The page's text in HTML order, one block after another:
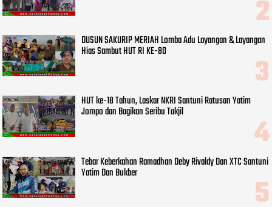
DUSUN SAKURIP MERIAH Lomba Adu Layangan & Layangan
Hias Sambut HUT RI KE-80
HUT ke-18 Tahun, Laskar NKRI Santuni Ratusan Yatim
Jompo dan Bagikan Seribu Takjil
Tebar Keberkahan Ramadhan Deby Rivaldy Dan XTC Santuni
Yatim Dan Bukber